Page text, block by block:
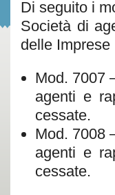
Di seguito i
Società di
delle Imprese
Mod. 7007
agenti e
cessate.
Mod. 7008
agenti e
cessate.